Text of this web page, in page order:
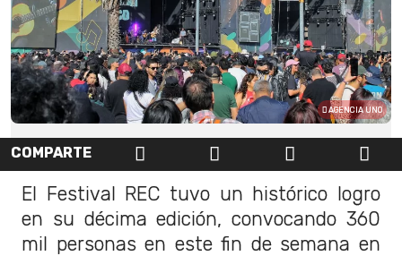
AGENCIA UNO
COMPARTE
El Festival REC tuvo un histórico logro
en su décima edición, convocando 360
mil personas en este fin de semana en